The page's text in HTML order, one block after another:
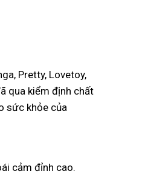
Pretty, Lovetoy,
qua kiểm định chất
sức khỏe của
cảm đỉnh cao.